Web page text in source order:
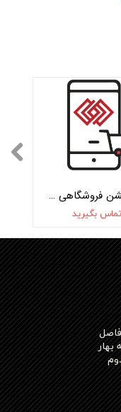
اپلیکیشن فروشگاهی وبکام نسخه اندروید
تماس بگیرید
حد فاصل